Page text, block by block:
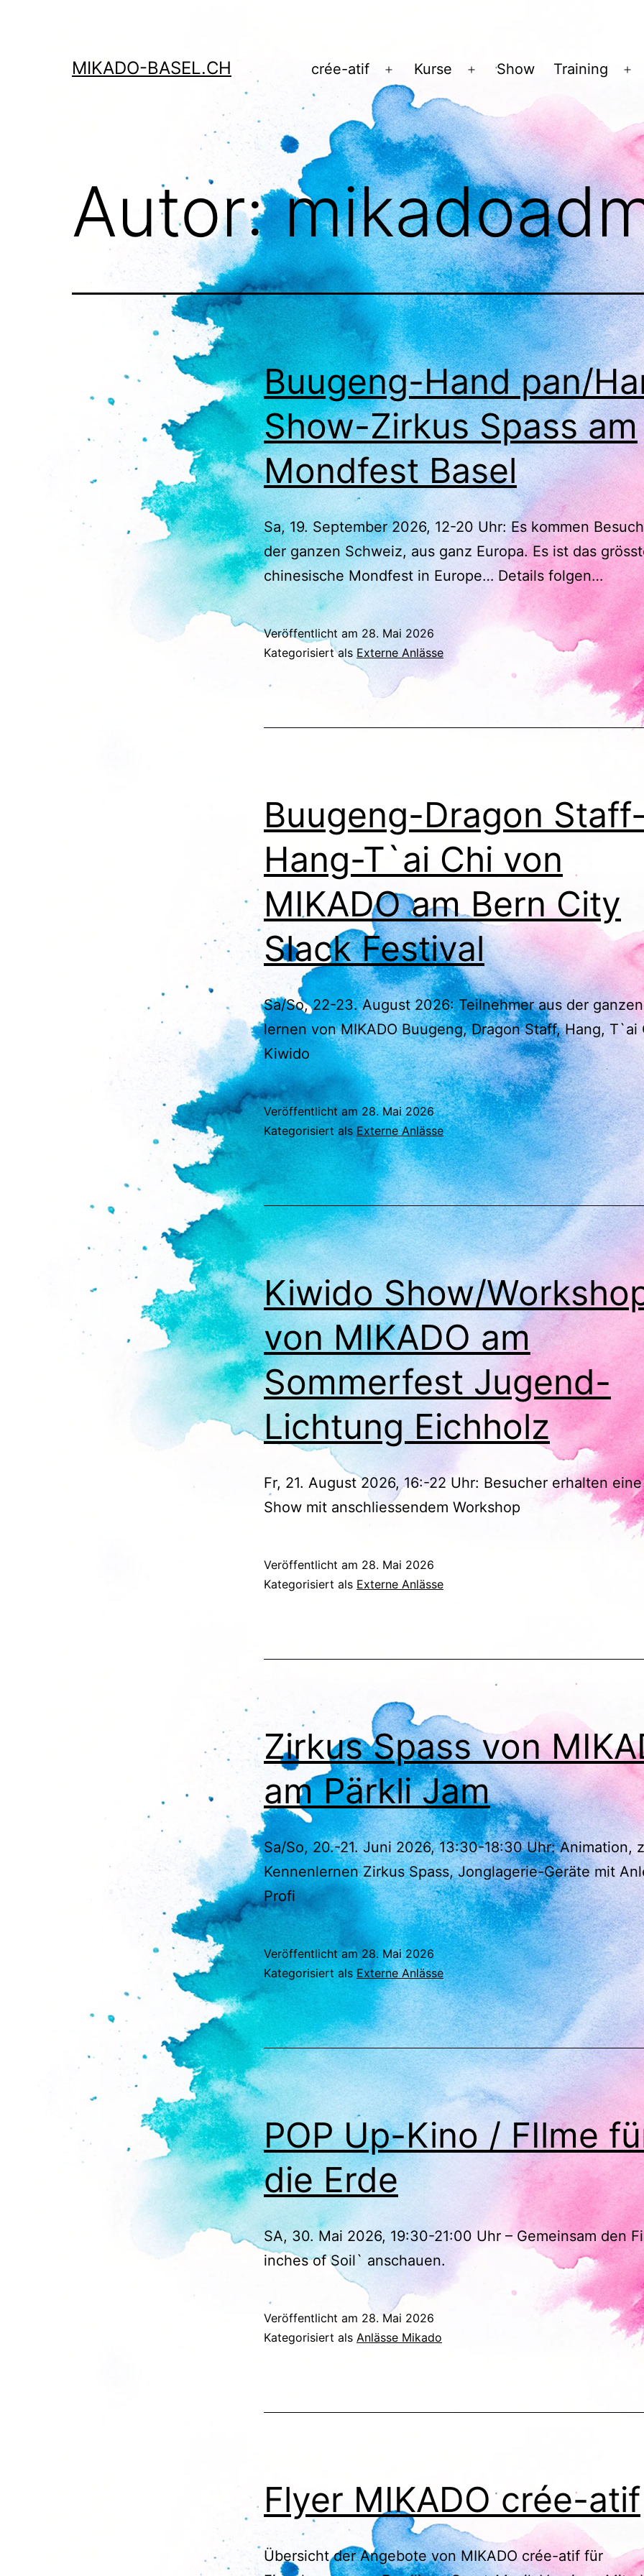
MIKADO-BASEL.CH crée-atif
Menü
öffnen
Kurse
Menü
Show Training
Autor:
Buugeng-Hand pan/
Show-Zirkus Spass am
Mondfest Basel
Sa, 19. September 2026, 12-20 Uhr: Es kommen
der ganzen Schweiz, aus ganz Europa. Es ist das
chinesische Mondfest in Europe… Details folgen…
Veröffentlicht am 28. Mai 2026
Kategorisiert als Externe Anlässe
Buugeng-Dragon
Hang-T`ai Chi von
MIKADO am Bern City
Slack Festival
Sa/So, 22-23. August 2026: Teilnehmer aus der
lernen von MIKADO Buugeng, Dragon Staff, Hang, T`ai
Kiwido
Veröffentlicht am 28. Mai 2026
Kategorisiert als Externe Anlässe
Kiwido Show/
von MIKADO am
Sommerfest Jugend-
Lichtung Eichholz
Fr, 21. August 2026, 16:-22 Uhr: Besucher erhalten
Show mit anschliessendem Workshop
Veröffentlicht am 28. Mai 2026
Kategorisiert als Externe Anlässe
Zirkus Spass von
am Pärkli Jam
Sa/So, 20.-21. Juni 2026, 13:30-18:30 Uhr: Animation,
Kennenlernen Zirkus Spass, Jonglagerie-Geräte mit
Profi
Veröffentlicht am28. Mai 2026
Kategorisiert alsExterne Anlässe
POP Up-Kino / FIlme
die Erde
SA, 30. Mai 2026, 19:30-21:00 Uhr – Gemeinsam den
inches of Soil` anschauen.
Veröffentlicht am 28. Mai 2026
Kategorisiert als Anlässe Mikado
Flyer MIKADO crée-atif
Übersicht der Angebote von MIKADO crée-atif für